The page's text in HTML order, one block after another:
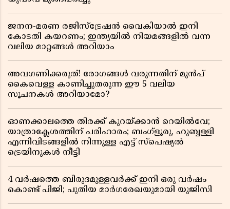
ജനന-മരണ രജിസ്ട്രേഷൻ വൈകിയാൽ ഇനി
കോടതി കയറണം; ഇന്ത്യയിൽ നിയമങ്ങളിൽ വന്ന
വലിയ മാറ്റങ്ങൾ അറിയാം
അവഗണിക്കരുത്! രോഗങ്ങൾ വരുന്നതിന് മുൻപ്
കൈവെള്ള കാണിച്ചുതരുന്ന ഈ 5 വലിയ
സൂചനകൾ അറിയാമോ?
ഓണക്കാലത്തെ തിരക്ക് കുറയ്ക്കാൻ റെയിൽവേ;
യാത്രാക്ലേശത്തിന് പരിഹാരം; ബംഗ്ളൂരു, ഹുബ്ബള്ളി
എന്നിവിടങ്ങളിൽ നിന്നുള്ള എട്ട് സ്പെഷ്യൽ
ട്രെയിനുകൾ നീട്ടി
4 വർഷത്തെ ബിരുദമുള്ളവർക്ക് ഇനി ഒരു വർഷം
കൊണ്ട് പിജി; പുതിയ മാർഗരേഖയുമായി യുജിസി